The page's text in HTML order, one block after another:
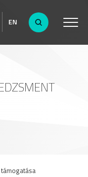
EN